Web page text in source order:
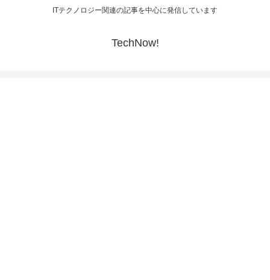
ITテクノロジー関連の記事を中心に発信しています
TechNow!